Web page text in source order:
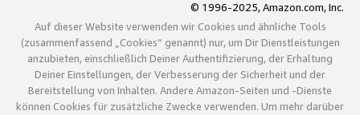
© 1996-2025, Amazon.com, Inc.
Auf dieser Website verwenden wir Cookies und ähnliche Tools
(zusammenfassend „Cookies“ genannt) nur, um Dir Dienstleistungen
anzubieten, einschließlich Deiner Authentifizierung, der Erhaltung
Deiner Einstellungen, der Verbesserung der Sicherheit und der
Bereitstellung von Inhalten. Andere Amazon-Seiten und -Dienste
können Cookies für zusätzliche Zwecke verwenden. Um mehr darüber